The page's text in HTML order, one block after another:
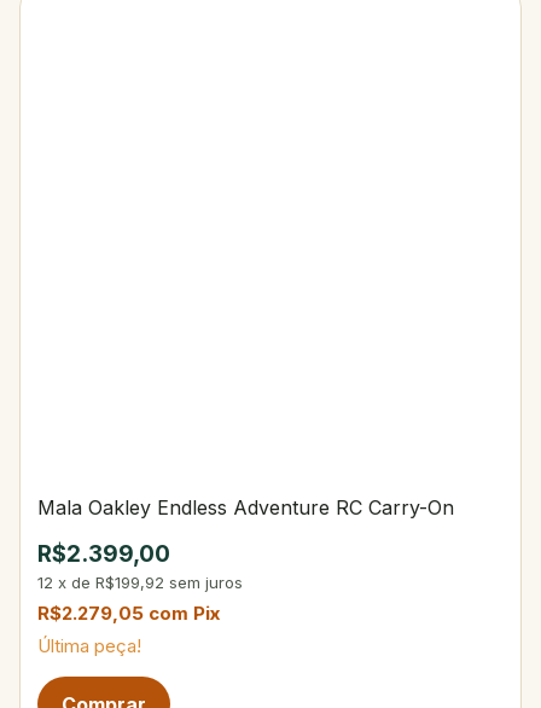
Mala Oakley Endless Adventure RC Carry-On
R$2.399,00
12 x de R$199,92 sem juros
R$2.279,05 com Pix
Última peça!